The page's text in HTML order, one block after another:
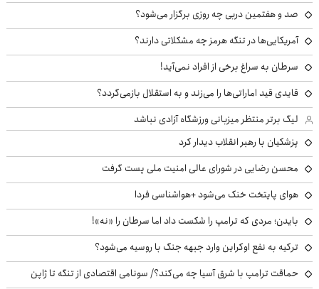
صد و هفتمین دربی چه روزی برگزار می‌شود؟
آمریکایی‌ها در تنگه هرمز چه مشکلاتی دارند؟
سرطان به سراغ برخی از افراد نمی‌آید!
قایدی قید اماراتی‌ها را می‌زند و به استقلال بازمی‌گردد؟
لیگ برتر منتظر میزبانی ورزشگاه آزادی نباشد
پزشکیان با رهبر انقلاب دیدار کرد
محسن رضایی در شورای عالی امنیت ملی پست گرفت
هوای پایتخت خنک می‌شود +هواشناسی فردا
بایدن؛ مردی که ترامپ را شکست داد اما سرطان را «نه»!
ترکیه به نفع اوکراین وارد جبهه جنگ با روسیه می‌شود؟
حماقت ترامپ با شرق آسیا چه می‌کند؟/ سونامی اقتصادی از تنگه تا ژاپن